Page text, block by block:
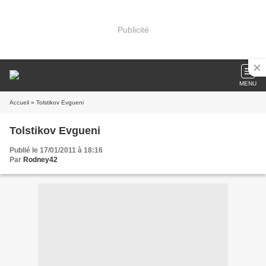
Publicité
MENU
Accueil » Tolstikov Evgueni
Tolstikov Evgueni
Publié le 17/01/2011 à 18:16
Par Rodney42